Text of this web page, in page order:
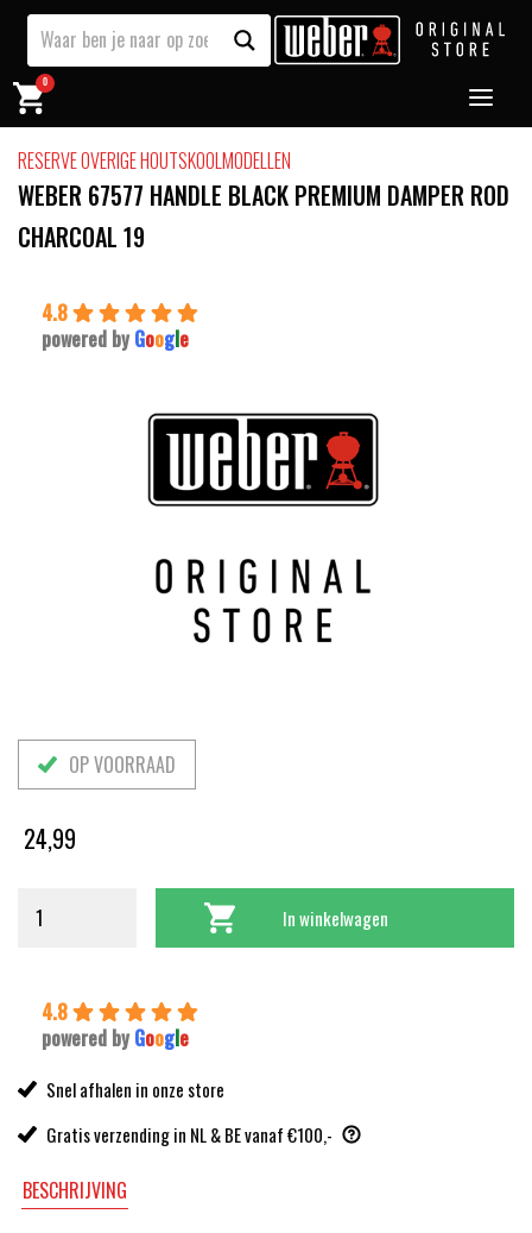
0
RESERVE OVERIGE HOUTSKOOLMODELLEN
WEBER 67577 HANDLE BLACK PREMIUM DAMPER ROD
CHARCOAL 19
4.8
powered by Google
OP VOORRAAD
24,99
In winkelwagen
4.8
powered by Google
Snel afhalen in onze store
Gratis verzending in NL & BE vanaf €100,-
BESCHRIJVING